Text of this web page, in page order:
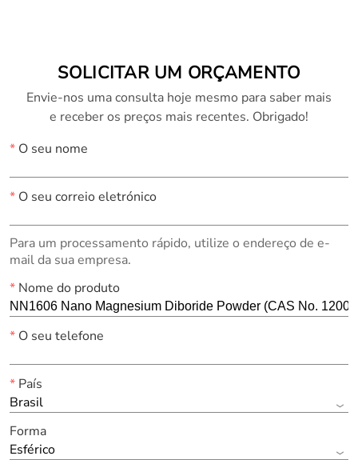
SOLICITAR UM ORÇAMENTO
Envie-nos uma consulta hoje mesmo para saber mais
e receber os preços mais recentes. Obrigado!
*O seu nome
*O seu correio eletrónico
Para um processamento rápido, utilize o endereço de e-
mail da sua empresa.
*Nome do produto
*O seu telefone
*País
Brasil
Forma
Esférico